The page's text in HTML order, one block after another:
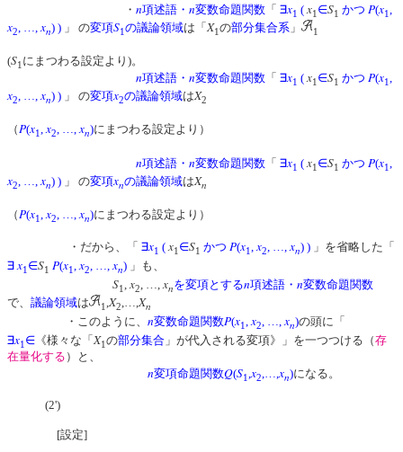
・ n項述語・ n変数命題関数 「 ∃x1 (x1 ∈S1 かつ P(x1,
x2, …,xn) ) 」 の変項S1の議論領域は「 X1の部分集合系 」 1
(S1 にまつわる設定より)。
n項述語・ n変数命題関数 「 ∃x1 (x1 ∈S1 かつ P(x1,
x2, …,xn) ) 」 の変項x2の議論領域はX2
（P(x1 x2 xn)にまつわる設定より）
n項述語・ n変数命題関数 「 ∃x1 (x1 ∈S1 かつ P(x1,
x2, …,xn) ) 」 の変項xnの議論領域はXn
（P(x1 x2 xn)にまつわる設定より）
・だから、「 ∃x1 (x1 ∈S1 かつ P(x1,x2, …,xn) ) 」を省略した「
∃ x1 ∈S1 P(x1 x2 xn) 」も、
S1 x2 xnを変項とするn項述語・ n変数命題関数
で、 議論領域は 1,X2,…,Xn
・このように、 n変数命題関数P(x1 x2 xn)の頭に「
∃x1 ∈ 《様々な「X1の部分集合 」が代入される変項》」を一つつける（存
在量化する ）と、
n変項命題関数Q(S1,x2,…,xn)になる。
(2')
[設定]